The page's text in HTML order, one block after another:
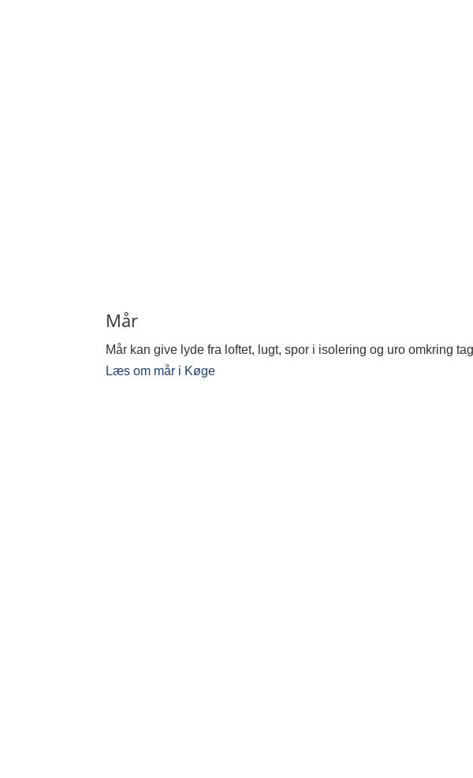
Mår
Mår kan give lyde fra loftet, lugt, spor i isolering og uro omkring
Læs om mår i Køge